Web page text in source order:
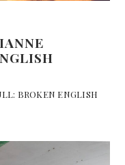
BROKEN ENGLISH